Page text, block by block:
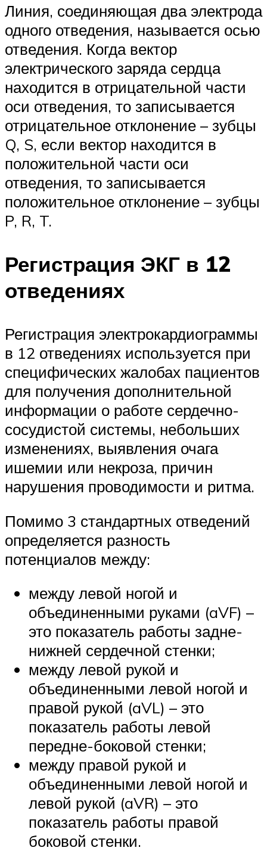
Линия, соединяющая два электрода
одного отведения, называется осью
отведения. Когда вектор
электрического заряда сердца
находится в отрицательной части
оси отведения, то записывается
отрицательное отклонение – зубцы
Q, S, если вектор находится в
положительной части оси
отведения, то записывается
положительное отклонение – зубцы
P, R, T.
Регистрация ЭКГ в 12
отведениях
Регистрация электрокардиограммы
в 12 отведениях используется при
специфических жалобах пациентов
для получения дополнительной
информации о работе сердечно-
сосудистой системы, небольших
изменениях, выявления очага
ишемии или некроза, причин
нарушения проводимости и ритма.
Помимо 3 стандартных отведений
определяется разность
потенциалов между:
между левой ногой и
объединенными руками (aVF) –
это показатель работы задне-
нижней сердечной стенки;
между левой рукой и
объединенными левой ногой и
правой рукой (aVL) – это
показатель работы левой
передне-боковой стенки;
между правой рукой и
объединенными левой ногой и
левой рукой (aVR) – это
показатель работы правой
боковой стенки.